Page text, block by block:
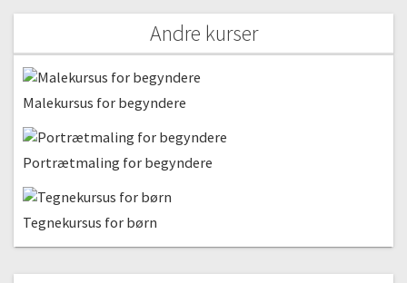
#19 I gang med objekttegning (live drawing)
#20 Tegning af objekt | Del 1
02:03
#21 Tegning af objekt | Del 2
07:32
#22 Tegning af objekt | Del 3
04:18
#23 Tegning af objekt | Del 4
00:30
#24 Tegning af objekt | Del 5
Andre kurser
Malekursus for begyndere
Portrætmaling for begyndere
Tegnekursus for børn